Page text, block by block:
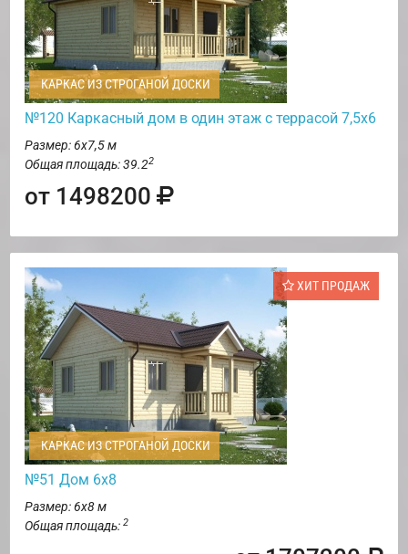
КАРКАС ИЗ СТРОГАНОЙ ДОСКИ
№120 Каркасный дом в один этаж с террасой 7,5х6
Размер: 6х7,5 м
Общая площадь: 39.22
от 1498200
ХИТ ПРОДАЖ
КАРКАС ИЗ СТРОГАНОЙ ДОСКИ
№51 Дом 6х8
Размер: 6х8 м
Общая площадь: 2